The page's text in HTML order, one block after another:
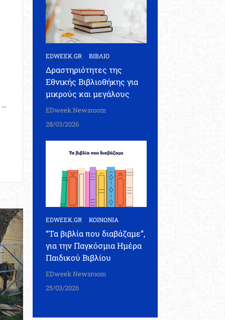
EDWEEK.GR ΒΙΒΛΙΟ
Δραστηριότητες της
Εθνικής Βιβλιοθήκης για
μικρούς και μεγάλους
EDweek Newsroom
28/03/2026
EDWEEK.GR ΚΟΙΝΩΝΙΑ
“Τα βιβλία που διαβάζαμε”,
για την Παγκόσμια Ημέρα
Παιδικού Βιβλίου
EDweek Newsroom
25/03/2026